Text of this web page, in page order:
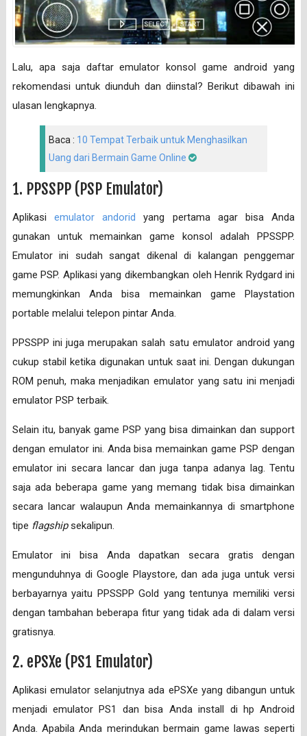
Lalu, apa saja daftar emulator konsol game android yang
rekomendasi untuk diunduh dan diinstal? Berikut dibawah ini
ulasan lengkapnya.
Baca : 10 Tempat Terbaik untuk Menghasilkan
Uang dari Bermain Game Online
1. PPSSPP (PSP Emulator)
Aplikasi emulator andorid
yang pertama agar bisa Anda
gunakan untuk memainkan game konsol adalah PPSSPP.
Emulator ini sudah sangat dikenal di kalangan penggemar
game PSP. Aplikasi yang dikembangkan oleh Henrik Rydgard ini
memungkinkan Anda bisa memainkan game Playstation
portable melalui telepon pintar Anda.
PPSSPP ini juga merupakan salah satu emulator android yang
cukup stabil ketika digunakan untuk saat ini. Dengan dukungan
ROM penuh, maka menjadikan emulator yang satu ini menjadi
emulator PSP terbaik.
Selain itu, banyak game PSP yang bisa dimainkan dan support
dengan emulator ini. Anda bisa memainkan game PSP dengan
emulator ini secara lancar dan juga tanpa adanya lag. Tentu
saja ada beberapa game yang memang tidak bisa dimainkan
secara lancar walaupun Anda memainkannya di smartphone
tipe flagshipsekalipun.
Emulator ini bisa Anda dapatkan secara gratis dengan
mengunduhnya di Google Playstore, dan ada juga untuk versi
berbayarnya yaitu PPSSPP Gold yang tentunya memiliki versi
dengan tambahan beberapa fitur yang tidak ada di dalam versi
gratisnya.
2. ePSXe (PS1 Emulator)
Aplikasi emulator selanjutnya ada ePSXe yang dibangun untuk
menjadi emulator PS1 dan bisa Anda install di hp Android
Anda. Apabila Anda merindukan bermain game lawas seperti